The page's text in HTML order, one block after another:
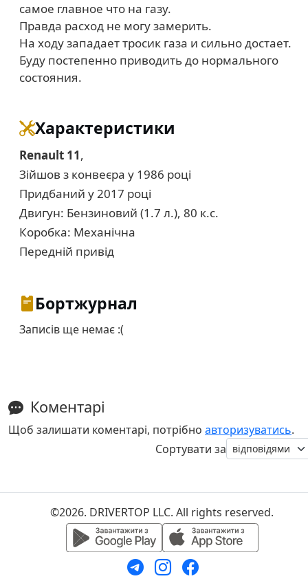
самое главное что на газу.
Правда расход не могу замерить.
На ходу западает тросик газа и сильно достает.
Буду постепенно приводить до нормального
состояния.
Характеристики
Renault 11,
Зійшов з конвеєра у 1986 році
Придбаний у 2017 році
Двигун: Бензиновий (1.7 л.), 80 к.с.
Коробка: Механічна
Передній привід
Бортжурнал
Записів ще немає :(
Коментарі
Щоб залишати коментарі, потрібно авторизуватись.
Сортувати за
©2026. DRIVERTOP LLC. All rights reserved.